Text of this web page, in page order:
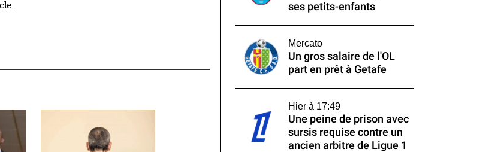
ses petits-enfants
Mercato
Un gros salaire de l'OL
part en prêt à Getafe
Hier à 17:49
Une peine de prison avec
sursis requise contre un
ancien arbitre de Ligue 1